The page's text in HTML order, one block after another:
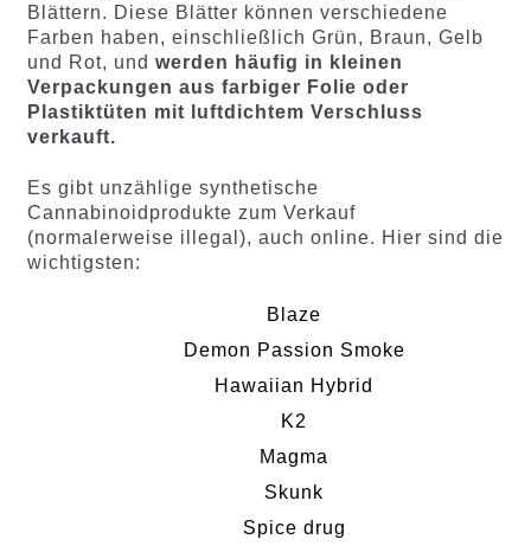
Blättern. Diese Blätter können verschiedene
Farben haben, einschließlich Grün, Braun, Gelb
und Rot, und werden häufig in kleinen
Verpackungen aus farbiger Folie oder
Plastiktüten mit luftdichtem Verschluss
verkauft.
Es gibt unzählige synthetische
Cannabinoidprodukte zum Verkauf
(normalerweise illegal), auch online. Hier sind die
wichtigsten:
Blaze
Demon Passion Smoke
Hawaiian Hybrid
K2
Magma
Skunk
Spice drug